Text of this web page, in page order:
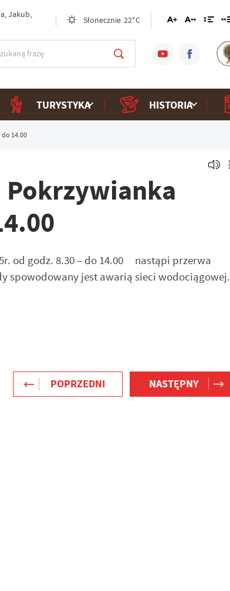
Jakub,
Słonecznie 22°C
TURYSTYKA HISTORIA
14.00
od godz. 8.30 – do 14.00 nastąpi przerwa
spowodowany jest awarią sieci wodociągowej.
POPRZEDNI NASTĘPNY